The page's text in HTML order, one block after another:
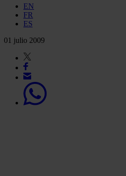
EN
FR
ES
01 julio 2009